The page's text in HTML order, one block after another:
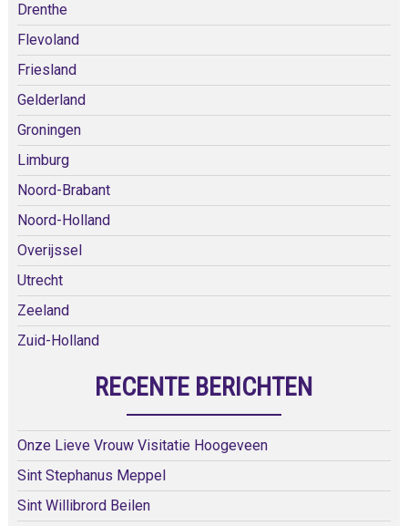
Drenthe
Flevoland
Friesland
Gelderland
Groningen
Limburg
Noord-Brabant
Noord-Holland
Overijssel
Utrecht
Zeeland
Zuid-Holland
RECENTE BERICHTEN
Onze Lieve Vrouw Visitatie Hoogeveen
Sint Stephanus Meppel
Sint Willibrord Beilen